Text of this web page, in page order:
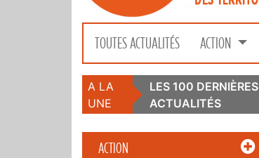
TOUTES ACTUALITÉS ACTION
A LA
UNE
LES 100 DERNIÈRES
ACTUALITÉS
ACTION